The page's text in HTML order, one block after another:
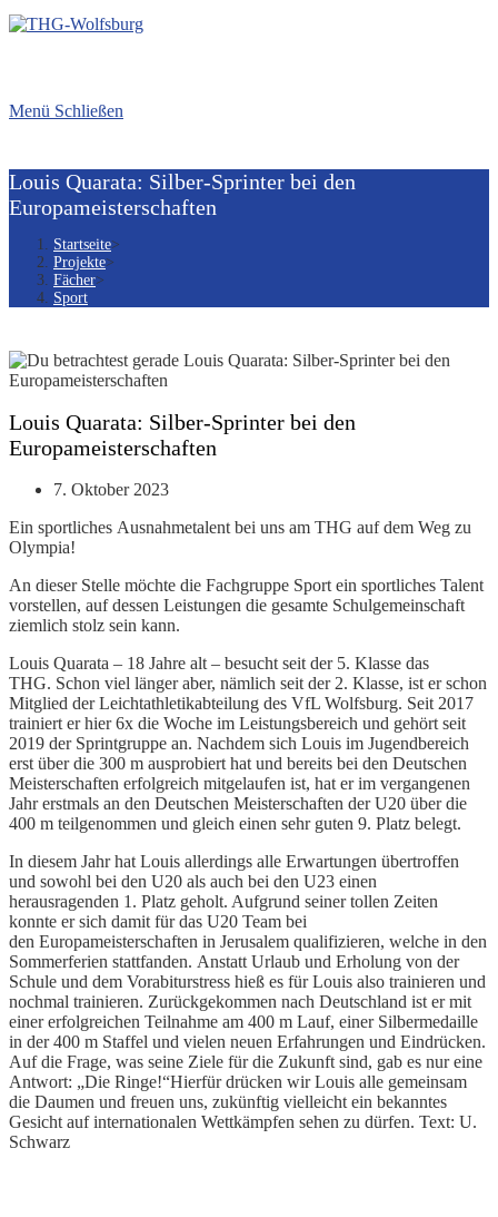
Menü Schließen
Louis Quarata: Silber-Sprinter bei den
Europameisterschaften
Startseite>
Projekte>
Fächer>
Sport
Louis Quarata: Silber-Sprinter bei den
Europameisterschaften
Beitrag
7. Oktober 2023
Ein sportliches Ausnahmetalent bei uns am THG auf dem Weg zu
Olympia!
An dieser Stelle möchte die Fachgruppe Sport ein sportliches Talent
vorstellen, auf dessen Leistungen die gesamte Schulgemeinschaft
ziemlich stolz sein kann.
Louis Quarata – 18 Jahre alt – besucht seit der 5. Klasse das
THG. Schon viel länger aber, nämlich seit der 2. Klasse, ist er schon
Mitglied der Leichtathletikabteilung des VfL Wolfsburg. Seit 2017
trainiert er hier 6x die Woche im Leistungsbereich und gehört seit
2019 der Sprintgruppe an. Nachdem sich Louis im Jugendbereich
erst über die 300 m ausprobiert hat und bereits bei den Deutschen
Meisterschaften erfolgreich mitgelaufen ist, hat er im vergangenen
Jahr erstmals an den Deutschen Meisterschaften der U20 über die
400 m teilgenommen und gleich einen sehr guten 9. Platz belegt.
In diesem Jahr hat Louis allerdings alle Erwartungen übertroffen
und sowohl bei den U20 als auch bei den U23 einen
herausragenden 1. Platz geholt. Aufgrund seiner tollen Zeiten
konnte er sich damit für das U20 Team bei
den Europameisterschaften in Jerusalem qualifizieren, welche in den
Sommerferien stattfanden. Anstatt Urlaub und Erholung von der
Schule und dem Vorabiturstress hieß es für Louis also trainieren und
nochmal trainieren. Zurückgekommen nach Deutschland ist er mit
einer erfolgreichen Teilnahme am 400 m Lauf, einer Silbermedaille
in der 400 m Staffel und vielen neuen Erfahrungen und Eindrücken.
Auf die Frage, was seine Ziele für die Zukunft sind, gab es nur eine
Antwort: „Die Ringe!“Hierfür drücken wir Louis alle gemeinsam
die Daumen und freuen uns, zukünftig vielleicht ein bekanntes
Gesicht auf internationalen Wettkämpfen sehen zu dürfen. Text: U.
Schwarz